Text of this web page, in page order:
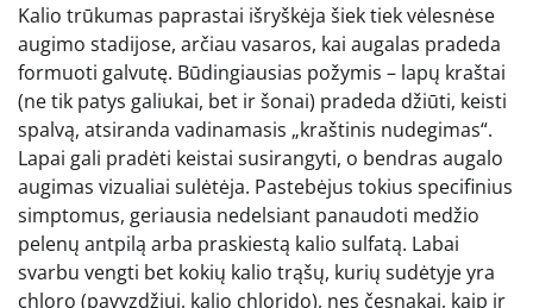
Kalio trūkumas paprastai išryškėja šiek tiek vėlesnėse
augimo stadijose, arčiau vasaros, kai augalas pradeda
formuoti galvutę. Būdingiausias požymis – lapų kraštai
(ne tik patys galiukai, bet ir šonai) pradeda džiūti, keisti
spalvą, atsiranda vadinamasis „kraštinis nudegimas“.
Lapai gali pradėti keistai susirangyti, o bendras augalo
augimas vizualiai sulėtėja. Pastebėjus tokius specifinius
simptomus, geriausia nedelsiant panaudoti medžio
pelenų antpilą arba praskiestą kalio sulfatą. Labai
svarbu vengti bet kokių kalio trąšų, kurių sudėtyje yra
chloro (pavyzdžiui, kalio chlorido), nes česnakai, kaip ir